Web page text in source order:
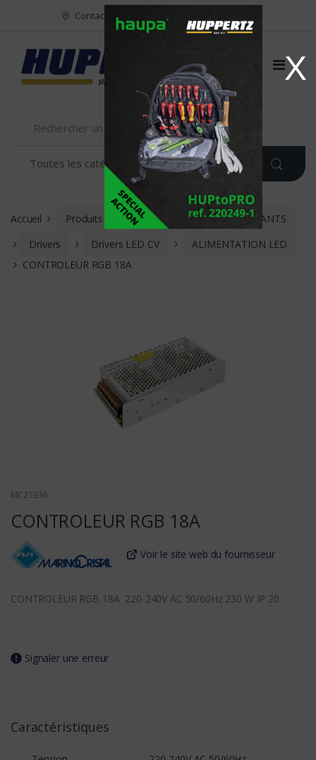
X
Vers le content Contact
Accueil Produits ECLAIRAGE
COMPOSANTS
Drivers
Drivers LED CV
ALIMENTATION LED
CONTROLEUR RGB 18A
MC21936
CONTROLEUR RGB 18A
Voir le site web du fournisseur
CONTROLEUR RGB 18A 220-240V AC 50/60Hz 230 W IP 20
Signaler une erreur
Caractéristiques